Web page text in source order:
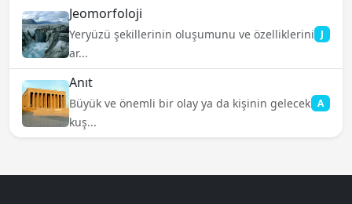
Jeomorfoloji
Yeryüzü şekillerinin oluşumunu ve özelliklerini
ar...
J
Anıt
Büyük ve önemli bir olay ya da kişinin gelecek
kuş...
A